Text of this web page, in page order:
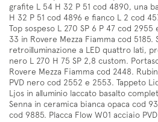
grafite L 54 H 32 P 51 cod 4890, una
H 32 P 51 cod 4896 e fianco L 2 cod
Top sospeso L 270 SP 6 P 47 cod
33 in Rovere Mezza Fiamma cod 5185.
retroilluminazione a LED quattro lati,
nero L 270 H 75 SP 2,8 custom.
Rovere Mezza Fiamma cod 2448.
PVD nero cod 2552 e 2553. Tappeto
Ljos in alluminio laccato basalto
Senna in ceramica bianca opaca cod
cod 9885. Placca Flow W01 acciaio